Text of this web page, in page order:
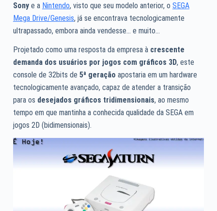
Sonye a Nintendo, visto que seu modelo anterior, o SEGA
Mega Drive/Genesis, já se encontrava tecnologicamente
ultrapassado, embora ainda vendesse… e muito…
Projetado como uma resposta da empresa à crescente
demanda dos usuários por jogos com gráficos 3D, este
console de 32bits de 5ª geração apostaria em um hardware
tecnologicamente avançado, capaz de atender a transição
para os desejados gráficos tridimensionais, ao mesmo
tempo em que mantinha a conhecida qualidade da SEGA em
jogos 2D (bidimensionais).